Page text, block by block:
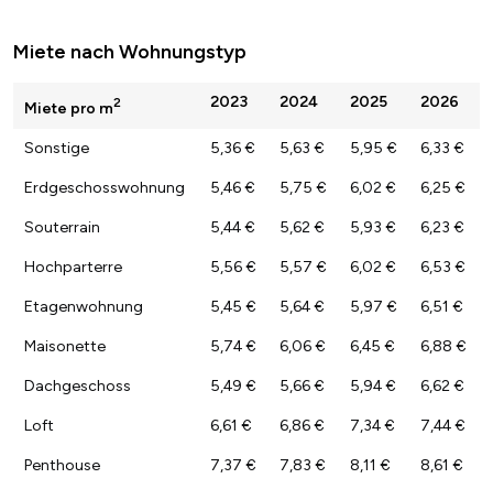
Miete nach Wohnungstyp
Miete pro m2 2023 2024 2025 2026
Sonstige 5,36 € 5,63 € 5,95 € 6,33 €
Erdgeschosswohnung 5,46 € 5,75 € 6,02 € 6,25 €
Souterrain 5,44 € 5,62 € 5,93 € 6,23 €
Hochparterre 5,56 € 5,57 € 6,02 € 6,53 €
Etagenwohnung 5,45 € 5,64 € 5,97 € 6,51 €
Maisonette 5,74 € 6,06 € 6,45 € 6,88 €
Dachgeschoss 5,49 € 5,66 € 5,94 € 6,62 €
Loft 6,61 € 6,86 € 7,34 € 7,44 €
Penthouse 7,37 € 7,83 € 8,11 € 8,61 €